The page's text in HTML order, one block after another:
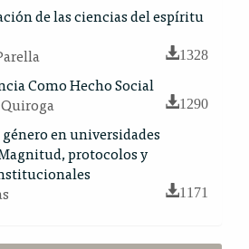
de las ciencias del espíritu
1328
Como Hecho Social
1290
en universidades
protocolos y
1171